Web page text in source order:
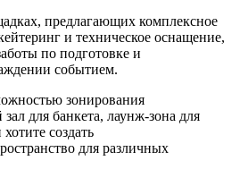
предлагающих комплексное
и техническое оснащение,
по подготовке и
событием.
зонирования
для банкета, лаунж-зона для
создать
для различных